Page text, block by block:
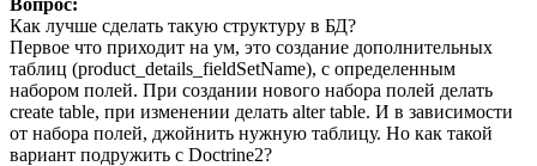
Вопрос:
Как лучше сделать такую структуру в БД?
Первое что приходит на ум, это создание дополнительных
таблиц (product_details_fieldSetName), с определенным
набором полей. При создании нового набора полей делать
create table, при изменении делать alter table. И в зависимости
от набора полей, джойнить нужную таблицу. Но как такой
вариант подружить с Doctrine2?